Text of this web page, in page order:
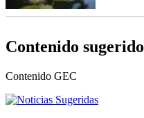
Contenido sugerido
Contenido GEC